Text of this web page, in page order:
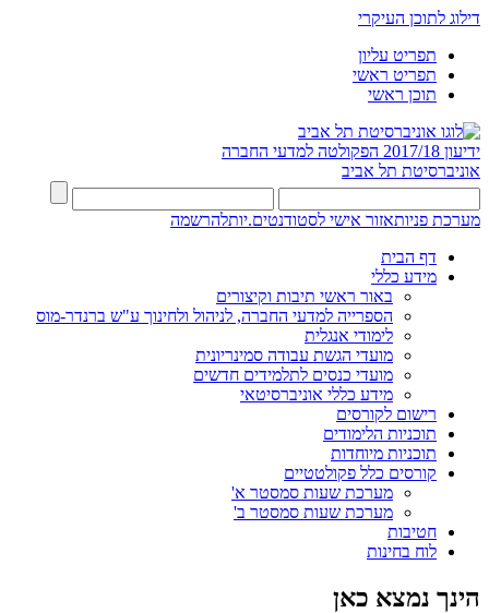
דילוג לתוכן העיקרי
תפריט עליון
תפריט ראשי
תוכן ראשי
ידיעון 2017/18
הפקולטה למדעי החברה
אוניברסיטת תל אביב
מערכת פניותאזור אישי לסטודנטים.יותלהרשמה
דף הבית
מידע כללי
באור ראשי תיבות וקיצורים
הספרייה למדעי החברה, לניהול ולחינוך ע"ש ברנדר-מוס
לימודי אנגלית
מועדי הגשת עבודה סמינריונית
מועדי כנסים לתלמידים חדשים
מידע כללי אוניברסיטאי
רישום לקורסים
תוכניות הלימודים
תוכניות מיוחדות
קורסים כלל פקולטטיים
מערכת שעות סמסטר א'
מערכת שעות סמסטר ב'
חטיבות
לוח בחינות
הינך נמצא כאן